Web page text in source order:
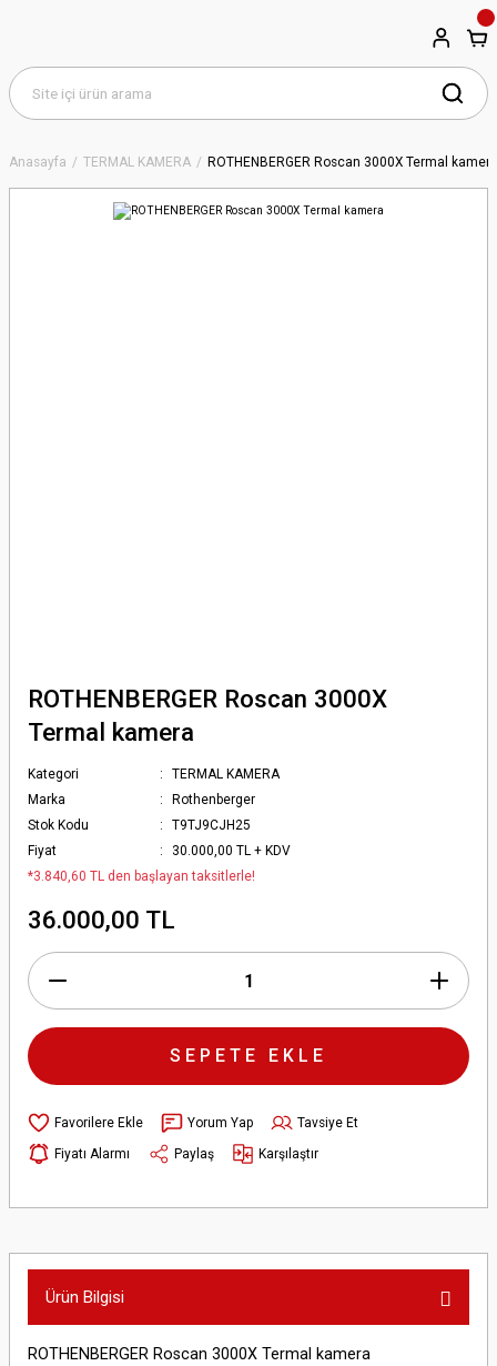
Anasayfa TERMAL KAMERA ROTHENBERGER Roscan 3000X Termal kamera
ROTHENBERGER Roscan 3000X
Termal kamera
Kategori
TERMAL KAMERA
Marka
Rothenberger
Stok Kodu
T9TJ9CJH25
Fiyat
30.000,00 TL + KDV
*3.840,60 TL den başlayan taksitlerle!
36.000,00 TL
SEPETE EKLE
Yorum Yap
Tavsiye Et
Fiyatı Alarmı
Paylaş Karşılaştır
Ürün Bilgisi
ROTHENBERGER Roscan 3000X Termal kamera